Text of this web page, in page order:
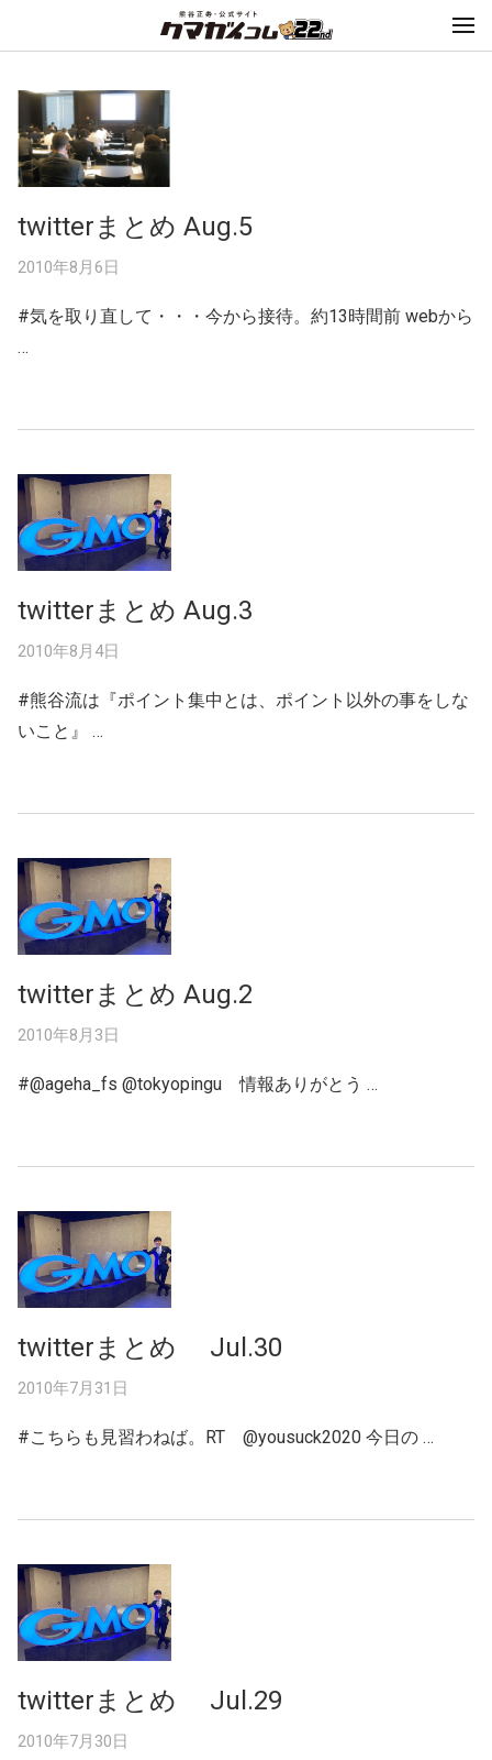
twitterまとめ Aug.5
2010年8月6日
#気を取り直して・・・今から接待。約13時間前 webから
…
twitterまとめ Aug.3
2010年8月4日
#熊谷流は『ポイント集中とは、ポイント以外の事をしな
いこと』 …
twitterまとめ Aug.2
2010年8月3日
#@ageha_fs @tokyopingu 情報ありがとう …
twitterまとめ Jul.30
2010年7月31日
#こちらも見習わねば。RT @yousuck2020 今日の …
twitterまとめ Jul.29
2010年7月30日